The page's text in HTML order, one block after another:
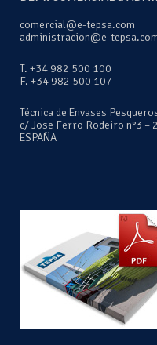
comercial@e-tepsa.com
administracion@e-
T. +34 982 500 100
F. +34 982 500 107
Técnica de Envases
c/ Jose Ferro Rodeiro n°3 –
ESPAÑA